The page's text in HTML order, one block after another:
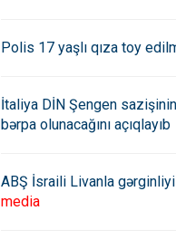
Polis 17 yaşlı qıza toy
İtaliya DİN Şengen
bərpa olunacağını açıqlayıb
ABŞ İsraili Livanla gərginliyi
media